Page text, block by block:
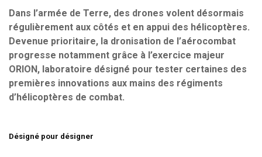
Dans l’armée de Terre, des drones volent désormais
régulièrement aux côtés et en appui des hélicoptères.
Devenue prioritaire, la dronisation de l’aérocombat
progresse notamment grâce à l’exercice majeur
ORION, laboratoire désigné pour tester certaines des
premières innovations aux mains des régiments
d’hélicoptères de combat.
Désigné pour désigner